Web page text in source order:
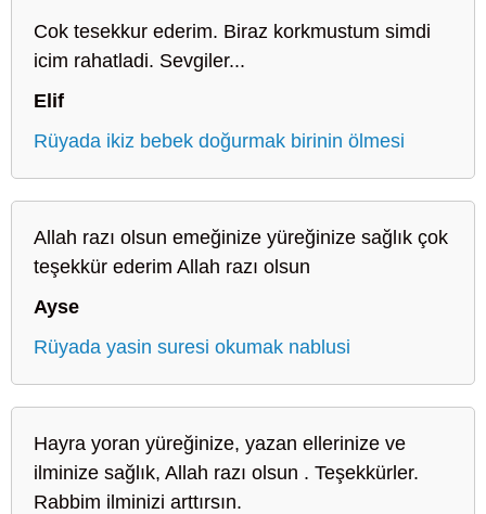
Cok tesekkur ederim. Biraz korkmustum simdi
icim rahatladi. Sevgiler...
Elif
Rüyada ikiz bebek doğurmak birinin ölmesi
Allah razı olsun emeğinize yüreğinize sağlık çok
teşekkür ederim Allah razı olsun
Ayse
Rüyada yasin suresi okumak nablusi
Hayra yoran yüreğinize, yazan ellerinize ve
ilminize sağlık, Allah razı olsun . Teşekkürler.
Rabbim ilminizi arttırsın.